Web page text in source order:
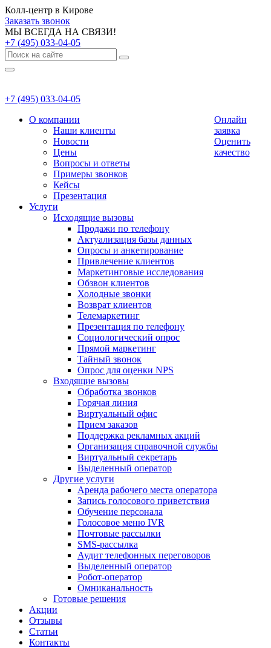
Колл-центр в Кирове
Заказать звонок
МЫ ВСЕГДА НА СВЯЗИ!
+7 (495) 033-04-05
+7 (495) 033-04-05
Онлайн
заявка
Оценить
качество
О компании
Наши клиенты
Новости
Цены
Вопросы и ответы
Примеры звонков
Кейсы
Презентация
Услуги
Исходящие вызовы
Продажи по телефону
Актуализация базы данных
Опросы и анкетирование
Привлечение клиентов
Маркетинговые исследования
Обзвон клиентов
Холодные звонки
Возврат клиентов
Телемаркетинг
Презентация по телефону
Социологический опрос
Прямой маркетинг
Тайный звонок
Опрос для оценки NPS
Входящие вызовы
Обработка звонков
Горячая линия
Виртуальный офис
Прием заказов
Поддержка рекламных акций
Организация справочной службы
Виртуальный секретарь
Выделенный оператор
Другие услуги
Аренда рабочего места оператора
Запись голосового приветствия
Обучение персонала
Голосовое меню IVR
Почтовые рассылки
SMS-рассылка
Аудит телефонных переговоров
Выделенный оператор
Робот-оператор
Омниканальность
Готовые решения
Акции
Отзывы
Статьи
Контакты